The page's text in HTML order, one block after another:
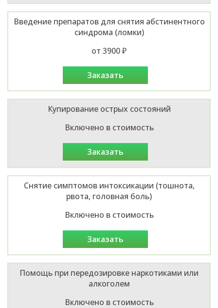
Введение препаратов для снятия абстинентного
синдрома (ломки)
от 3900 ₽
заказать
Купирование острых состояний
Включено в стоимость
заказать
Снятие симптомов интоксикации (тошнота,
рвота, головная боль)
Включено в стоимость
заказать
Помощь при передозировке наркотиками или
алкоголем
Включено в стоимость